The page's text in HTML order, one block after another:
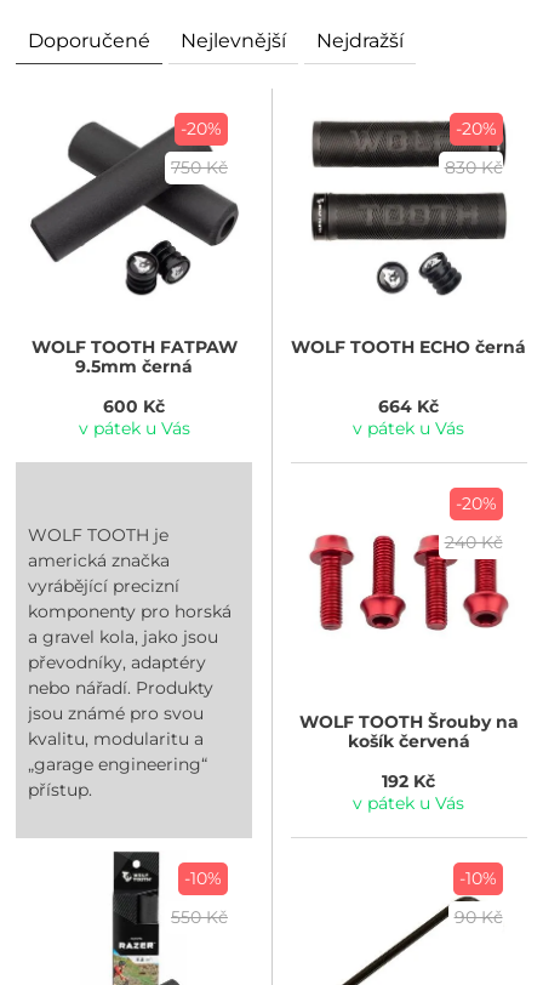
Doporučené Nejlevnější Nejdražší
-20%
750 Kč
WOLF TOOTHFATPAW
9.5mm černá
600 Kč
v pátek u Vás
-20%
830 Kč
WOLF TOOTH ECHO černá
664 Kč
v pátek u Vás
WOLF TOOTH je
americká značka
vyrábějící precizní
komponenty pro horská
a gravel kola, jako jsou
převodníky, adaptéry
nebo nářadí. Produkty
jsou známé pro svou
kvalitu, modularitu a
„garage engineering“
přístup.
-20%
240 Kč
WOLF TOOTHŠrouby na
košík červená
192 Kč
v pátek u Vás
-10%
550 Kč
-10%
90 Kč